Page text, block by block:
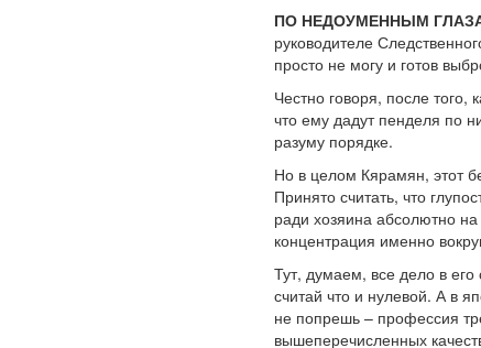
ПО НЕДОУМЕННЫМ
руководителе
просто не могу и готов
Честно говоря, после того,
что ему дадут пенделя по
разуму порядке.
Но в целом Кярамян, этот
Принято считать, что
ради хозяина абсолютно
концентрация именно
Тут, думаем, все дело в
считай что и нулевой. А в
не попрешь – профессия
вышеперечисленных